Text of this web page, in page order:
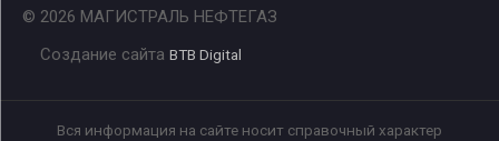
© 2026 МАГИСТРАЛЬ НЕФТЕГАЗ
Создание сайта BTB Digital
Вся информация на сайте носит справочный характер